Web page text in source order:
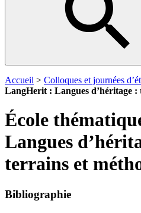
Accueil > Colloques et journées
LangHerit : Langues d’héritage
École
Langues
terrains et
Bibliographie